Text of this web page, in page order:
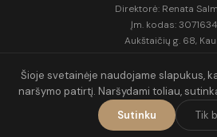
Direktorė: Renata
Įm. kodas:
Aukštaičių g. 68,
El. p.:
© 2026 Fairenika. Visos
Šioje svetainėje naudojame slapukus,
naršymo patirtį. Naršydami toliau,
Sutinku
Tik